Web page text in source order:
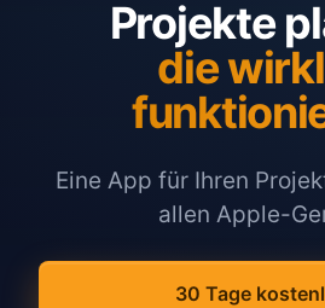
Projekte
die
Eine App für Ihren
allen Apple-
30 Tage